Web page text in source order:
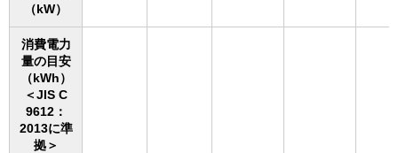
（kW）
消費電力
量の目安
（kWh）
＜JIS C
9612：
2013に準
拠＞